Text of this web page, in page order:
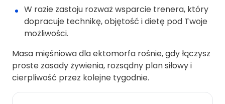
W razie zastoju rozważ wsparcie trenera, który
dopracuje technikę, objętość i dietę pod Twoje
możliwości.
Masa mięśniowa dla ektomorfa rośnie, gdy łączysz
proste zasady żywienia, rozsądny plan siłowy i
cierpliwość przez kolejne tygodnie.